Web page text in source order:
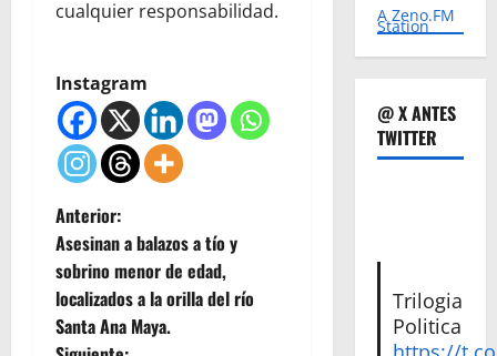
cualquier responsabilidad.
Instagram
N
a
v
Anterior:
Asesinan a balazos a tío y
sobrino menor de edad,
localizados a la orilla del río
Santa Ana Maya.
A Zeno.FM
Station
@ X ANTES
TWITTER
Trilogia
Politica